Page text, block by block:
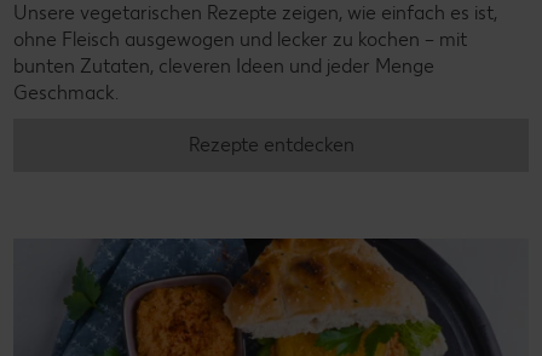
Unsere vegetarischen Rezepte zeigen, wie einfach es ist,
ohne Fleisch ausgewogen und lecker zu kochen – mit
bunten Zutaten, cleveren Ideen und jeder Menge
Geschmack.
Rezepte entdecken